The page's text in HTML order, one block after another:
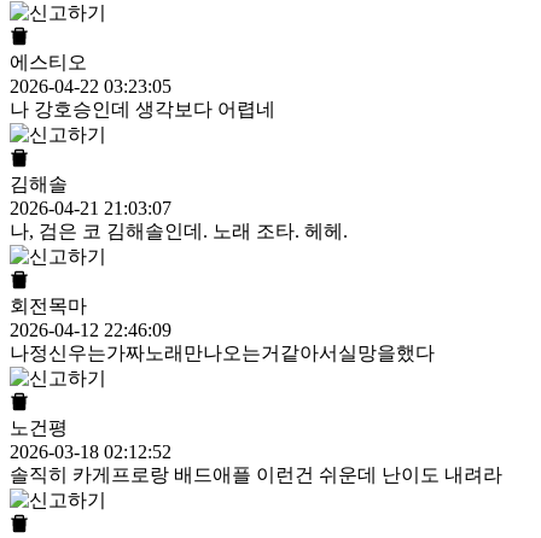
에스티오
2026-04-22 03:23:05
나 강호승인데 생각보다 어렵네
김해솔
2026-04-21 21:03:07
나, 검은 코 김해솔인데. 노래 조타. 헤헤.
회전목마
2026-04-12 22:46:09
나정신우는가짜노래만나오는거같아서실망을했다
노건평
2026-03-18 02:12:52
솔직히 카게프로랑 배드애플 이런건 쉬운데 난이도 내려라